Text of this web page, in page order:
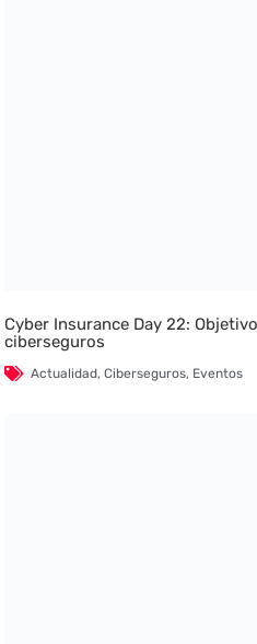
Cyber Insurance Day 22:
ciberseguros
Actualidad,Ciberseguros, Eventos